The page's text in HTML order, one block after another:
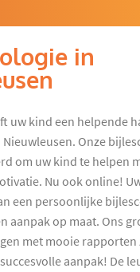
in
uw kind een helpende
Onze
om uw kind te helpen
Nu ook online!
een persoonlijke
aanpak op maat. Ons
met mooie rapporten
aanpak! De